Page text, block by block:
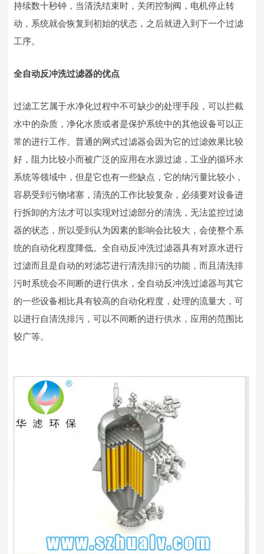
持续数十秒钟，当清洗结束时，关闭控制阀，电机停止转
动，系统就会恢复到初始的状态，之后就进入到下一个过滤
工序。
全自动反冲洗过滤器的优点
过滤工艺属于水净化过程中不可缺少的处理手段，可以拦截
水中的杂质，净化水质或者是保护系统中的其他设备可以正
常的进行工作。普通的网式过滤器会因为它的过滤效果比较
好，阻力比较小而被广泛的应用在水源过滤，工业的循环水
系统等领域中，但是它也有一些缺点，它的纳污量比较小，
容易受到污物堵塞，清洗的工作比较复杂，必须要对设备进
行拆卸的方法才可以实现对过滤部分的清洗，无法监控过滤
器的状态，所以受到认为因素的影响会比较大，会使整个系
统的自动化程度降低。全自动反冲洗过滤器具有对原水进行
过滤而且是自动的对滤芯进行清洗排污的功能，而且清洗排
污时系统会不间断的进行供水，全自动反冲洗过滤器与其它
的一些设备相比具有较高的自动化程度，处理的流量大，可
以进行自清洗排污，可以不间断的进行供水，应用的范围比
较广等。